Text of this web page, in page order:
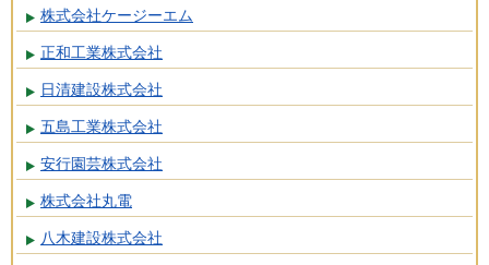
株式会社ケージーエム
正和工業株式会社
日清建設株式会社
五島工業株式会社
安行園芸株式会社
株式会社丸電
八木建設株式会社